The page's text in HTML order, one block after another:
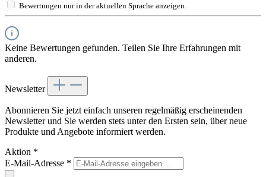
Bewertungen nur in der aktuellen Sprache anzeigen.
Keine Bewertungen gefunden. Teilen Sie Ihre Erfahrungen mit
anderen.
Newsletter
Abonnieren Sie jetzt einfach unseren regelmäßig erscheinenden
Newsletter und Sie werden stets unter den Ersten sein, über neue
Produkte und Angebote informiert werden.
Aktion *
E-Mail-Adresse *